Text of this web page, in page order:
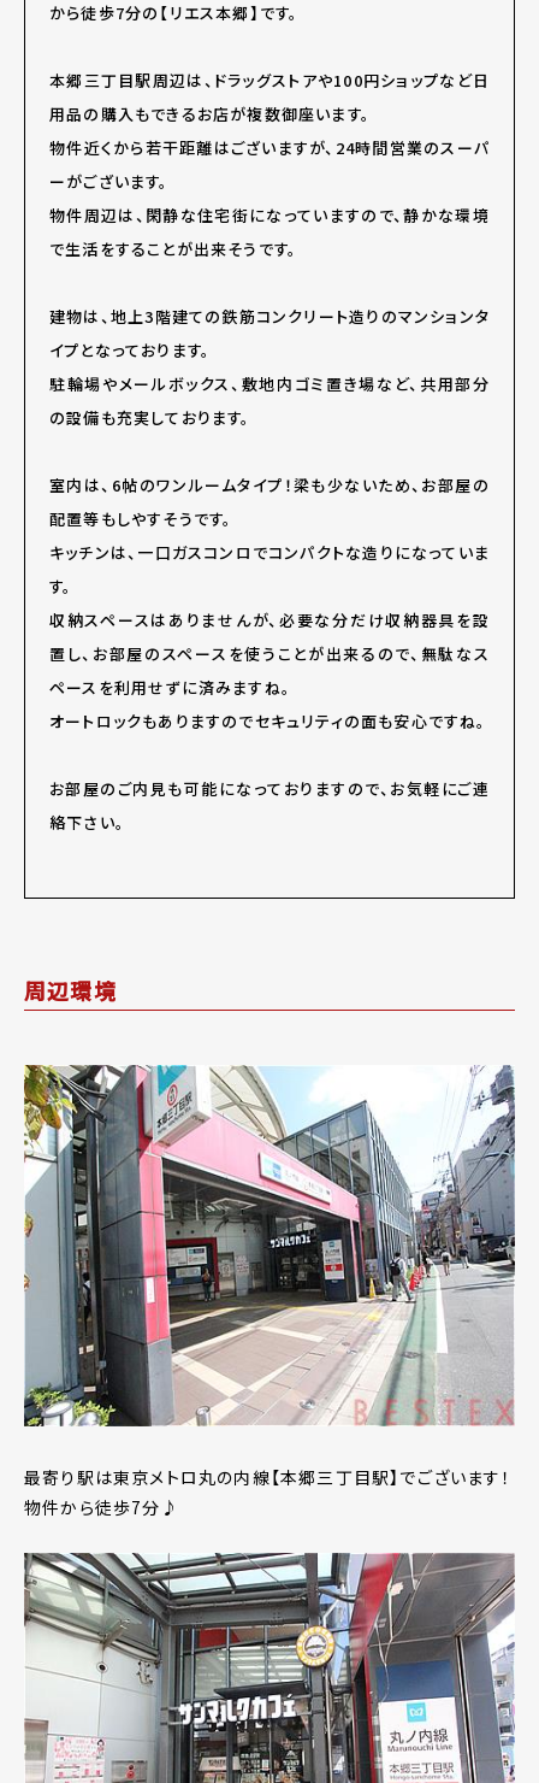
から徒歩7分の【リエス本郷】です。
本郷三丁目駅周辺は、ドラッグストアや100円ショップなど日
用品の購入もできるお店が複数御座います。
物件近くから若干距離はございますが、24時間営業のスーパ
ーがございます。
物件周辺は、閑静な住宅街になっていますので、静かな環境
で生活をすることが出来そうです。
建物は、地上3階建ての鉄筋コンクリート造りのマンションタ
イプとなっております。
駐輪場やメールボックス、敷地内ゴミ置き場など、共用部分
の設備も充実しております。
室内は、6帖のワンルームタイプ！梁も少ないため、お部屋の
配置等もしやすそうです。
キッチンは、一口ガスコンロでコンパクトな造りになっていま
す。
収納スペースはありませんが、必要な分だけ収納器具を設
置し、お部屋のスペースを使うことが出来るので、無駄なス
ペースを利用せずに済みますね。
オートロックもありますのでセキュリティの面も安心ですね。
お部屋のご内見も可能になっておりますので、お気軽にご連
絡下さい。
周辺環境
最寄り駅は東京メトロ丸の内線【本郷三丁目駅】でございます！
物件から徒歩7分♪